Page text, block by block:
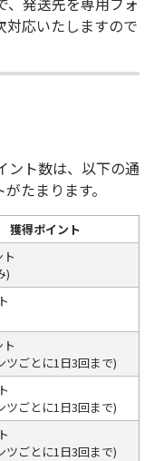
対応いたしますので
ント数は、以下の通
たまります。
獲得ポイント
)
ツごとに1日3回まで)
ツごとに1日3回まで)
ツごとに1日3回まで)